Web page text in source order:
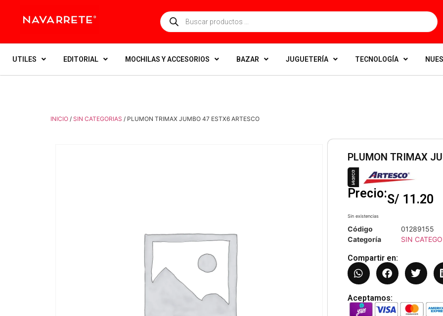
UTILES EDITORIAL MOCHILAS Y ACCESORIOS BAZAR JUGUETERÍA TECNOLOGÍA
INICIO / SIN CATEGORIAS / PLUMON TRIMAX JUMBO 47 ESTX6 ARTESCO
PLUMON TRIMAX
Precio:S/ 11.20
Sin existencias
Código
01289155
Categoría
SIN
Compartir en:
Aceptamos: